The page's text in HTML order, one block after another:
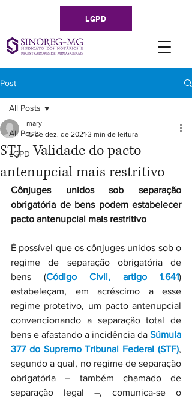
LGPD
Post
All Posts
LGPD
All Posts
STJ - Validade do pacto
antenupcial mais restritivo
mary
15 de dez. de 2021 3 min de leitura
Cônjuges unidos sob separação
obrigatória de bens podem estabelecer
pacto antenupcial mais restritivo
É possível que os cônjuges unidos sob o
regime de separação obrigatória de
bens (Código Civil, artigo 1.641)
estabeleçam, em acréscimo a esse
regime protetivo, um pacto antenupcial
convencionando a separação total de
bens e afastando a incidência da Súmula
377 do Supremo Tribunal Federal (STF),
segundo a qual, no regime de separação
obrigatória – também chamado de
separação legal –, comunica-se o